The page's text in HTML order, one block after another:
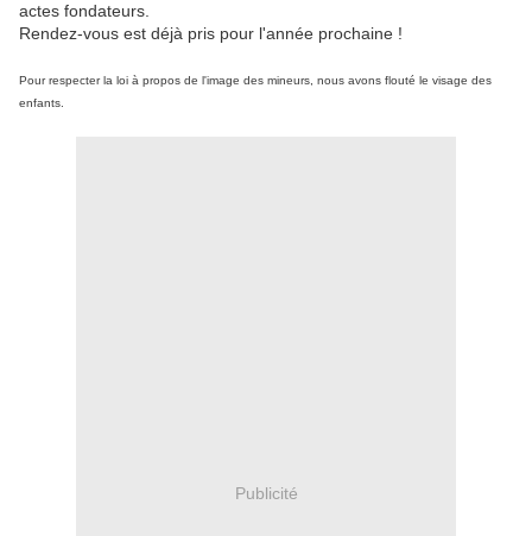
actes fondateurs.
Rendez-vous est déjà pris pour l'année prochaine !
Pour respecter la loi à propos de l'image des mineurs, nous avons flouté le visage des
enfants.
Publicité